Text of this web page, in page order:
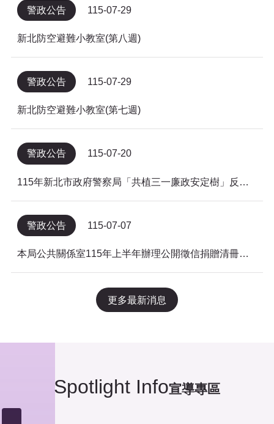
警政公告 115-07-29
新北防空避難小教室(第八週)
警政公告 115-07-29
新北防空避難小教室(第七週)
警政公告 115-07-20
115年新北市政府警察局「共植三一廉政安定樹」反貪倡廉有獎徵答得獎名單公告
警政公告 115-07-07
本局公共關係室115年上半年辦理公開徵信捐贈清冊及明細表，依公益勸募條例公告。
更多最新消息
Spotlight Info宣導專區